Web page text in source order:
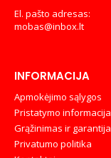
El. pašto adresas:
mobas@inbox.lt
INFORMACIJA
Apmokėjimo sąlygos
Pristatymo informacija
Grąžinimas ir garantija
Privatumo politika